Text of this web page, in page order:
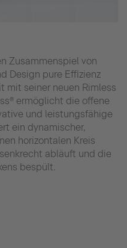
Zusammenspiel von
Design pure Effizienz
mit seiner neuen Rimless
ermöglicht die offene
und leistungsfähige
ein dynamischer,
horizontalen Kreis
abläuft und die
bespült.